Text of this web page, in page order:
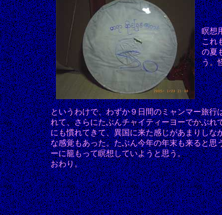
瞑想
これ
の夏
う。
というわけで、わずか９日間のミャンマー旅
れて、さらにたぶんチャイティーヨーでかぶ
にも慣れてきて、異国に来た感じがあまりし
な感覚もあった。たぶん今年の年末も来ると
ーに籠もって瞑想していようと思う。
おわり。